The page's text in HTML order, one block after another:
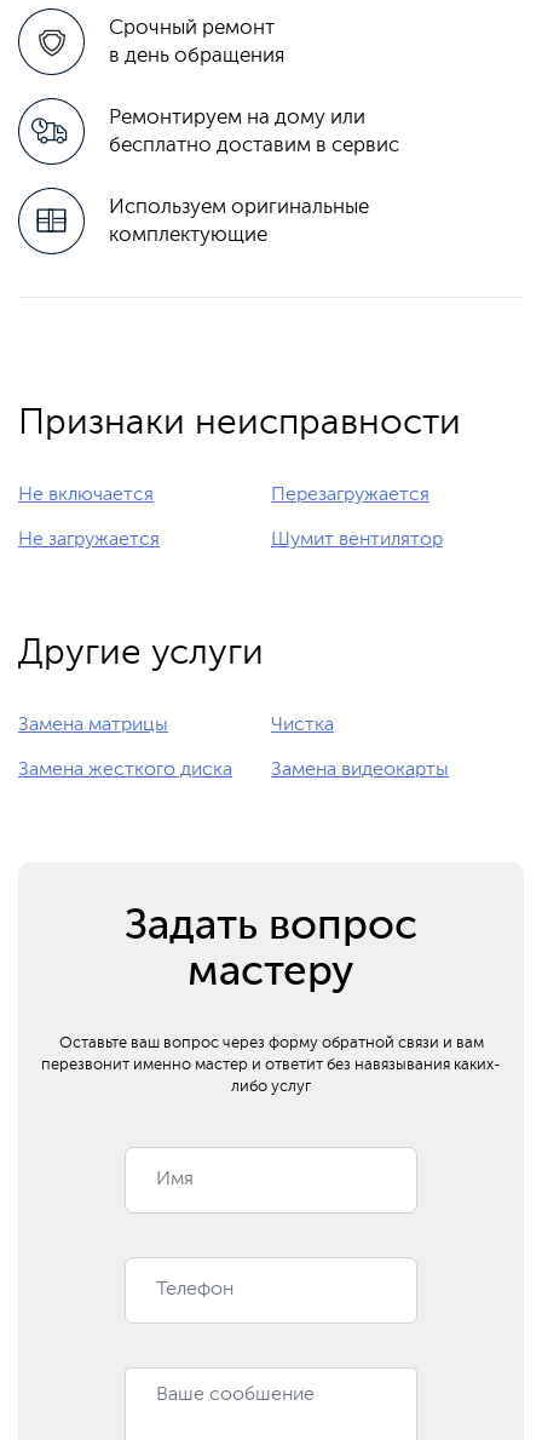
Срочный ремонт
в день обращения
Ремонтируем на дому или
бесплатно доставим в сервис
Используем оригинальные
комплектующие
Признаки неисправности
Не включается Перезагружается
Не загружается Шумит вентилятор
Другие услуги
Замена матрицы Чистка
Замена жесткого диска Замена видеокарты
Задать вопрос
мастеру
Оставьте ваш вопрос через форму обратной связи и вам
перезвонит именно мастер и ответит без навязывания каких-
либо услуг